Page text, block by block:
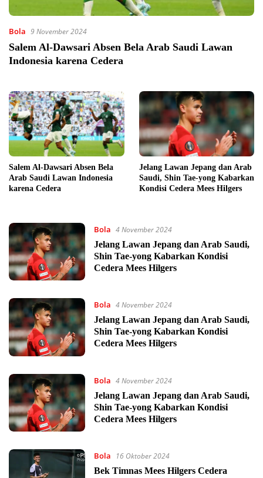
Bola 9 November 2024
Salem Al-Dawsari Absen Bela Arab Saudi Lawan
Indonesia karena Cedera
Salem Al-Dawsari Absen Bela
Arab Saudi Lawan Indonesia
karena Cedera
Jelang Lawan Jepang dan Arab
Saudi, Shin Tae-yong Kabarkan
Kondisi Cedera Mees Hilgers
Bola 4 November 2024
Jelang Lawan Jepang dan Arab Saudi,
Shin Tae-yong Kabarkan Kondisi
Cedera Mees Hilgers
Bola 4 November 2024
Jelang Lawan Jepang dan Arab Saudi,
Shin Tae-yong Kabarkan Kondisi
Cedera Mees Hilgers
Bola 4 November 2024
Jelang Lawan Jepang dan Arab Saudi,
Shin Tae-yong Kabarkan Kondisi
Cedera Mees Hilgers
Bola
16 Oktober 2024
Bek Timnas Mees Hilgers Cedera